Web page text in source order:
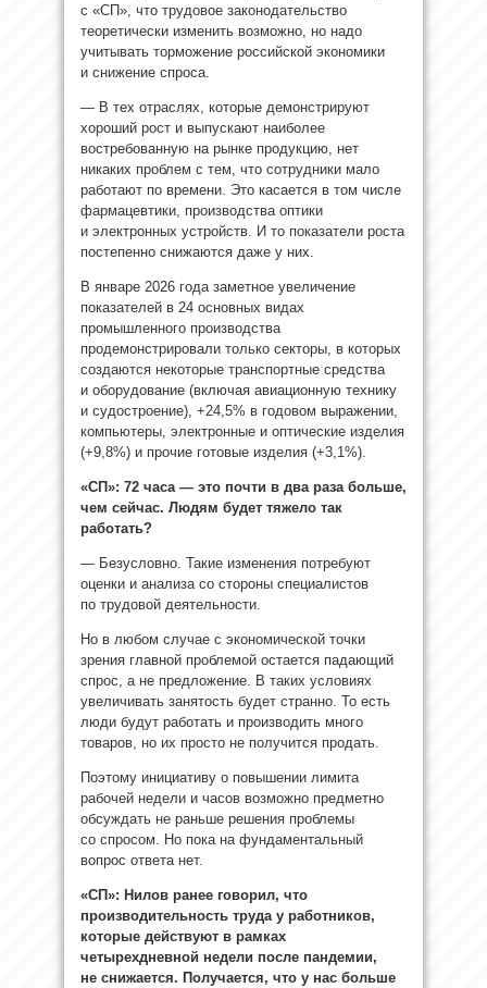
с «СП», что трудовое законодательство
теоретически изменить возможно, но надо
учитывать торможение российской экономики
и снижение спроса.
— В тех отраслях, которые демонстрируют
хороший рост и выпускают наиболее
востребованную на рынке продукцию, нет
никаких проблем с тем, что сотрудники мало
работают по времени. Это касается в том числе
фармацевтики, производства оптики
и электронных устройств. И то показатели роста
постепенно снижаются даже у них.
В январе 2026 года заметное увеличение
показателей в 24 основных видах
промышленного производства
продемонстрировали только секторы, в которых
создаются некоторые транспортные средства
и оборудование (включая авиационную технику
и судостроение), +24,5% в годовом выражении,
компьютеры, электронные и оптические изделия
(+9,8%) и прочие готовые изделия (+3,1%).
«СП»: 72 часа — это почти в два раза больше,
чем сейчас. Людям будет тяжело так
работать?
— Безусловно. Такие изменения потребуют
оценки и анализа со стороны специалистов
по трудовой деятельности.
Но в любом случае с экономической точки
зрения главной проблемой остается падающий
спрос, а не предложение. В таких условиях
увеличивать занятость будет странно. То есть
люди будут работать и производить много
товаров, но их просто не получится продать.
Поэтому инициативу о повышении лимита
рабочей недели и часов возможно предметно
обсуждать не раньше решения проблемы
со спросом. Но пока на фундаментальный
вопрос ответа нет.
«СП»: Нилов ранее говорил, что
производительность труда у работников,
которые действуют в рамках
четырехдневной недели после пандемии,
не снижается. Получается, что у нас больше